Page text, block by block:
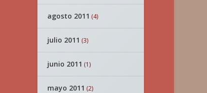
agosto 2011 (4)
julio 2011 (3)
junio 2011 (1)
mayo 2011 (2)